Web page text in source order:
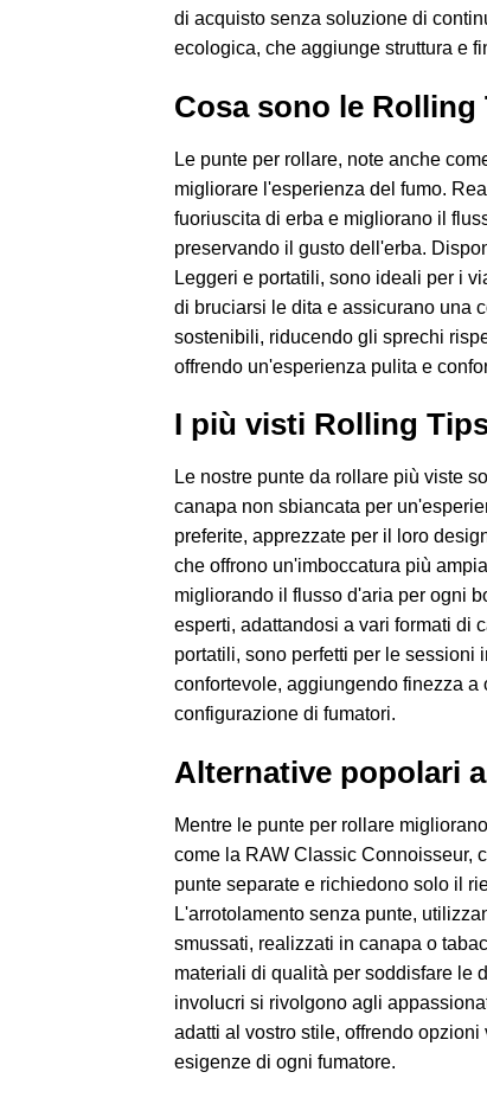
di acquisto senza soluzione di
ecologica, che aggiunge struttura e
Cosa sono le Rolling
Le punte per rollare, note anche
migliorare l'esperienza del fumo.
fuoriuscita di erba e migliorano il
preservando il gusto dell'erba.
Leggeri e portatili, sono ideali per i
di bruciarsi le dita e assicurano una
sostenibili, riducendo gli sprechi
offrendo un'esperienza pulita e
I più visti Rolling
Le nostre punte da rollare più viste
canapa non sbiancata per
preferite, apprezzate per il loro
che offrono un'imboccatura più
migliorando il flusso d'aria per ogni
esperti, adattandosi a vari formati di
portatili, sono perfetti per le sessioni
confortevole, aggiungendo finezza
configurazione di fumatori.
Alternative popolari
Mentre le punte per rollare
come la RAW Classic Connoisseur,
punte separate e richiedono solo il
L'arrotolamento senza punte,
smussati, realizzati in canapa o
materiali di qualità per soddisfare le
involucri si rivolgono agli
adatti al vostro stile, offrendo
esigenze di ogni fumatore.